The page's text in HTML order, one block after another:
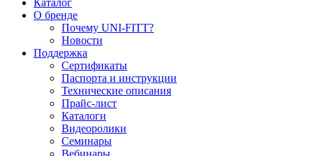
Каталог
О бренде
Почему UNI-FITT?
Новости
Поддержка
Сертификаты
Паспорта и инструкции
Технические описания
Прайс-лист
Каталоги
Видеоролики
Семинары
Вебинары